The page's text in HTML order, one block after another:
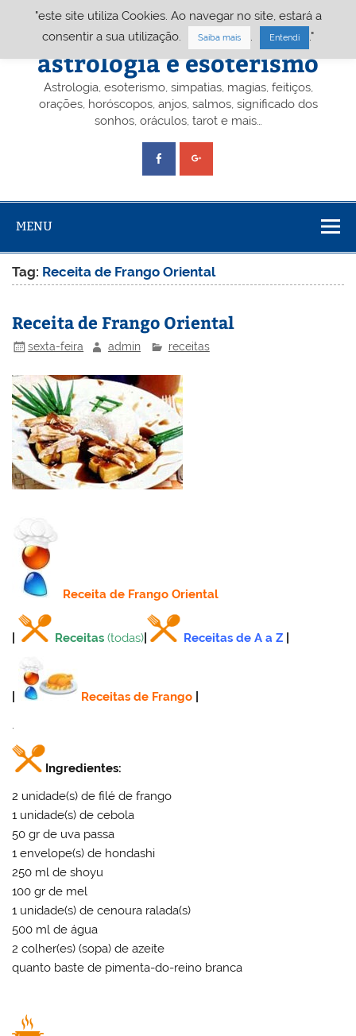
Portal A&E – Portal
astrologia e esoterismo
Astrologia, esoterismo, simpatias, magias, feitiços,
orações, horóscopos, anjos, salmos, significado dos
sonhos, oráculos, tarot e mais…
MENU
Tag: Receita de Frango Oriental
Receita de Frango Oriental
sexta-feira admin receitas
Receitade Frango Oriental
Receitas (todas) Receitas de A a Z
Receitas de Frango
.
Ingredientes:
2 unidade(s) de filé de frango
1 unidade(s) de cebola
50 gr de uva passa
1 envelope(s) de hondashi
250 ml de shoyu
100 gr de mel
1 unidade(s) de cenoura ralada(s)
500 ml de água
2 colher(es) (sopa) de azeite
quanto baste de pimenta-do-reino branca
"este site utiliza Cookies. Ao navegar no site, estará a
consentir a sua utilização.
Saiba mais Entendi ."